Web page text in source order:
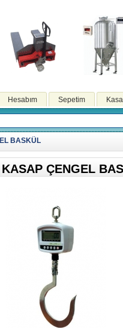
Hesabım Sepetim
BASKÜL
KASAP ÇENGEL